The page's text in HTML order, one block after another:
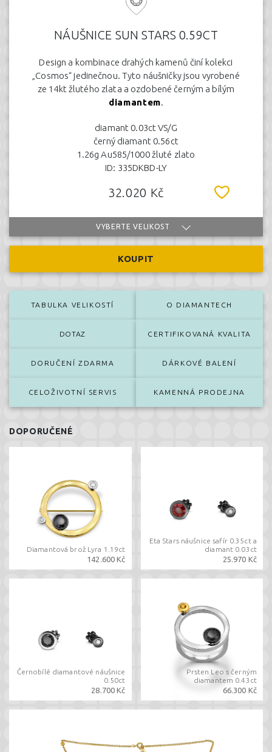
NÁUŠNICE SUN STARS 0.59CT
Design a kombinace drahých kamenů činí kolekci
„Cosmos“ jedinečnou. Tyto náušničky jsou vyrobené
ze 14kt žlutého zlata a ozdobené černým a bílým
diamantem.
diamant 0.03ct VS/G
černý diamant 0.56ct
1.26g Au585/1000 žluté zlato
ID: 335DKBD-LY
32.020 Kč
VYBERTE VELIKOST
KOUPIT
TABULKA VELIKOSTÍ O DIAMANTECH
DOTAZ CERTIFIKOVANÁ KVALITA
DORUČENÍ ZDARMA DÁRKOVÉ BALENÍ
CELOŽIVOTNÍ SERVIS KAMENNÁ PRODEJNA
DOPORUČENÉ
Diamantová brož Lyra 1.19ct
142.600 Kč
Eta Stars náušnice safír 0.35ct a
diamant 0.03ct
25.970 Kč
Černobílé diamantové náušnice
0.50ct
28.700 Kč
Prsten Leo s černým
diamantem 0.43ct
66.300 Kč